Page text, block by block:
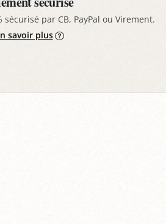
sécurisé par CB, PayPal ou Virement.
savoir plus